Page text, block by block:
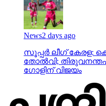
News2 days ago
സൂപ്പര്‍ ലീഗ് കേരള:
തോല്‍വി;
ഗോളിന് വിജയം